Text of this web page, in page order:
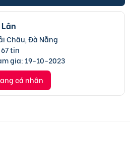
Châu, Đà Nẵng
tin
gia: 19-10-2023
cá nhân